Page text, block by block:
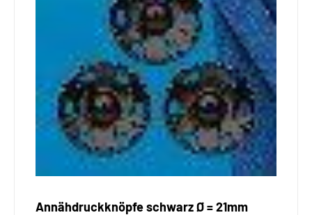
Annähdruckknöpfe schwarz Ø = 21mm